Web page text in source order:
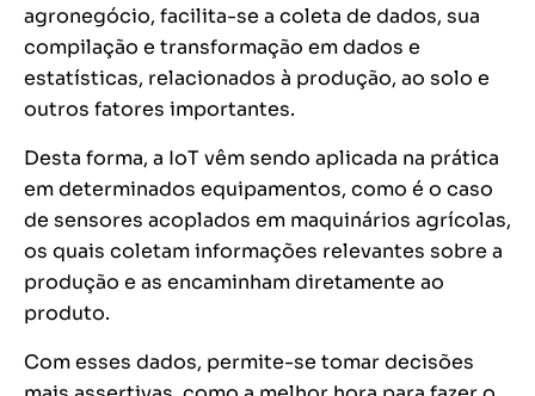
agronegócio, facilita-se a coleta de dados, sua
compilação e transformação em dados e
estatísticas, relacionados à produção, ao solo e
outros fatores importantes.
Desta forma, a IoT vêm sendo aplicada na prática
em determinados equipamentos, como é o caso
de sensores acoplados em maquinários agrícolas,
os quais coletam informações relevantes sobre a
produção e as encaminham diretamente ao
produto.
Com esses dados, permite-se tomar decisões